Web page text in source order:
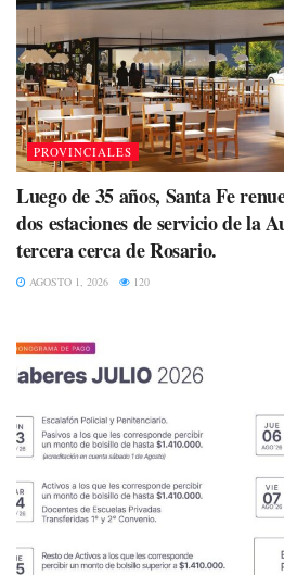
PROVINCIALES
Luego de 35 años, Santa Fe
dos estaciones de servicio de la
tercera cerca de Rosario.
AGOSTO 1, 2026 120